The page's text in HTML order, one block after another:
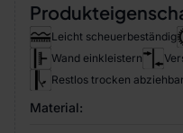
Leicht scheuerbeständig
Wand einkleistern
Restlos trocken abziehbar
Material: